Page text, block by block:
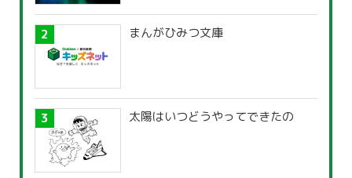
まんがひみつ文庫
太陽はいつどうやってできたの